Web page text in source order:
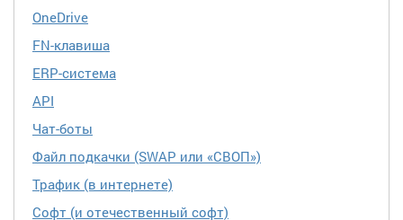
OneDrive
FN-клавиша
ERP-система
API
Чат-боты
Файл подкачки (SWAP или «СВОП»)
Трафик (в интернете)
Софт (и отечественный софт)